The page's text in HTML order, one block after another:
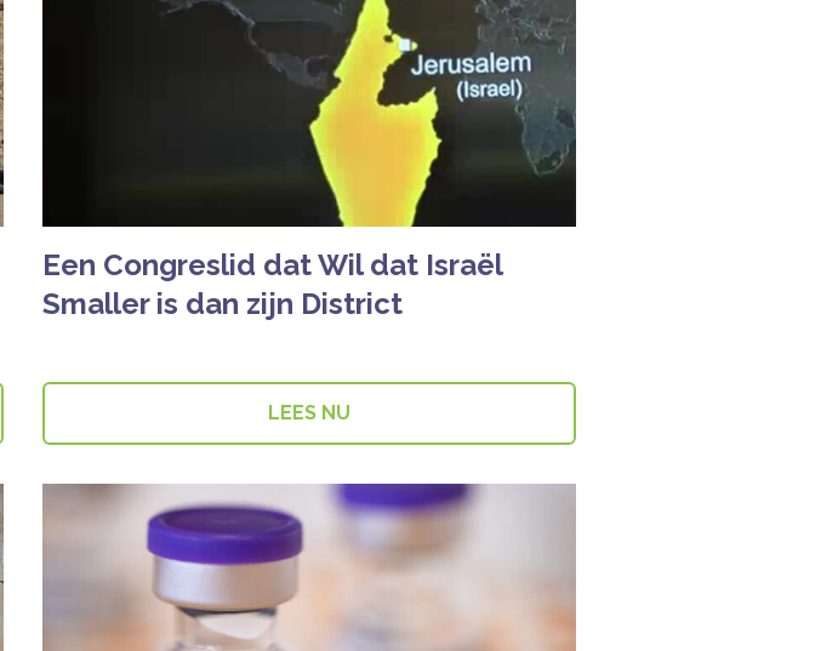
Een Congreslid dat Wil dat Israël
Smaller is dan zijn District
LEES NU